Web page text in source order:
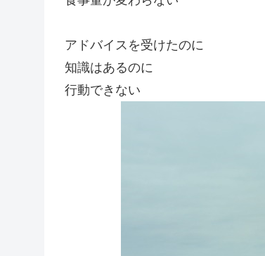
アドバイスを受けたのに
知識はあるのに
行動できない